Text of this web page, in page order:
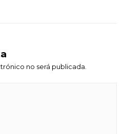
no será publicada.